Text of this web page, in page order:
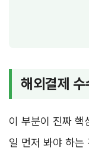
해외결제
이 부분이 진짜 핵
일 먼저 봐야 하는